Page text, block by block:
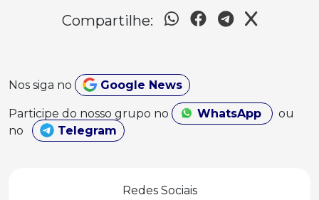
Compartilhe:
Nos siga no Google News
Participe do nosso grupo no WhatsApp
ou
no
Telegram
Redes Sociais